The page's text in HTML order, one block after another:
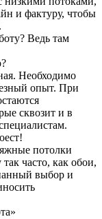
и фактуру, чтобы
Ведь там
Необходимо
опыт. При
сквозит и в
потолки
так часто, как обои,
выбор и